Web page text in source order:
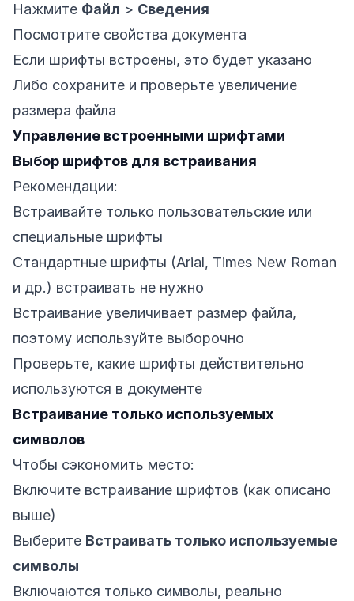
Нажмите Файл > Сведения
Посмотрите свойства документа
Если шрифты встроены, это будет указано
Либо сохраните и проверьте увеличение
размера файла
Управление встроенными шрифтами
Выбор шрифтов для встраивания
Рекомендации:
Встраивайте только пользовательские или
специальные шрифты
Стандартные шрифты (Arial, Times New Roman
и др.) встраивать не нужно
Встраивание увеличивает размер файла,
поэтому используйте выборочно
Проверьте, какие шрифты действительно
используются в документе
Встраивание только используемых
символов
Чтобы сэкономить место:
Включите встраивание шрифтов (как описано
выше)
Выберите Встраивать только используемые
символы
Включаются только символы, реально